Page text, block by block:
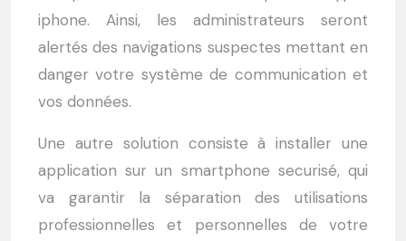
iphone. Ainsi, les administrateurs seront
alertés des navigations suspectes mettant en
danger votre système de communication et
vos données.
Une autre solution consiste à installer une
application sur un smartphone securisé, qui
va garantir la séparation des utilisations
professionnelles et personnelles de votre